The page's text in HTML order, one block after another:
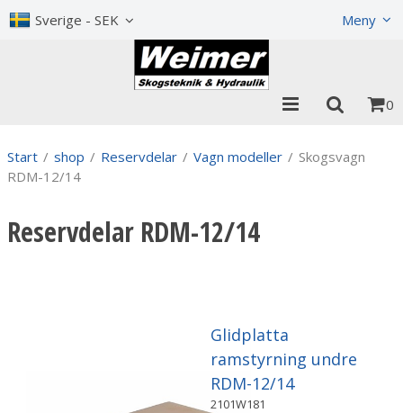
Sverige - SEK Meny
0
Start / shop / Reservdelar / Vagn modeller / Skogsvagn
RDM-12/14
Reservdelar RDM-12/14
Glidplatta
ramstyrning undre
RDM-12/14
2101W181